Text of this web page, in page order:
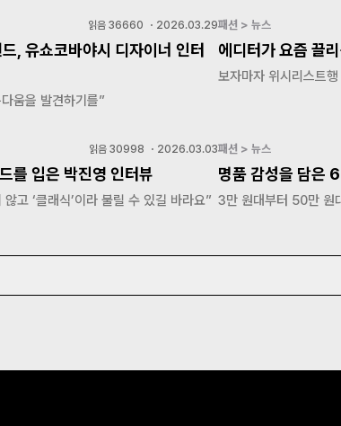
읽음 36660 ・ 2026.03.29
, 유쇼코바야시 디자이너 인터
움을 발견하기를”
패션 > 뉴스
에디터가 요즘 끌
보자마자 위시리스트행
읽음 30998 ・ 2026.03.03
를 입은 박진영 인터뷰
고 ‘클래식’이라 불릴 수 있길 바라요”
패션 > 뉴스
명품 감성을 담은
3만 원대부터 50만 원